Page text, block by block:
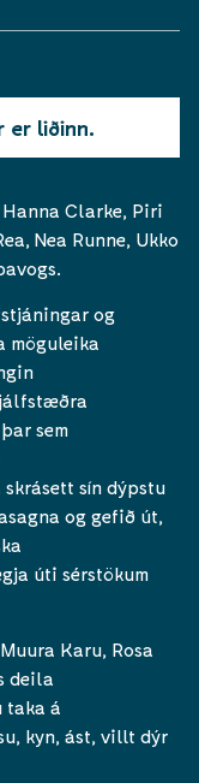
er liðinn.
Clarke, Piri
Nea Runne, Ukko
og
möguleika
sem
sín dýpstu
og gefið út,
úti sérstökum
Karu, Rosa
deila
taka á
kyn, ást, villt dýr